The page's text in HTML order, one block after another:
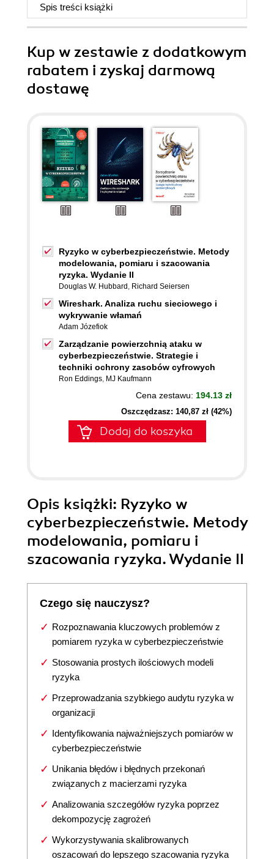
Spis treści książki
Kup w zestawie z dodatkowym
rabatem i zyskaj darmową
dostawę
Ryzyko w cyberbezpieczeństwie. Metody
modelowania, pomiaru i szacowania
ryzyka. Wydanie II
Douglas W. Hubbard , Richard Seiersen
Wireshark. Analiza ruchu sieciowego i
wykrywanie włamań
Adam Józefiok
Zarządzanie powierzchnią ataku w
cyberbezpieczeństwie. Strategie i
techniki ochrony zasobów cyfrowych
Ron Eddings, MJ Kaufmann
Cena zestawu: 194.13 zł
Oszczędzasz: 140,87 zł (42%)
Dodaj do koszyka
Opis książki: Ryzyko w
cyberbezpieczeństwie. Metody
modelowania, pomiaru i
szacowania ryzyka. Wydanie II
Czego się nauczysz?
Rozpoznawania kluczowych problemów z
pomiarem ryzyka w cyberbezpieczeństwie
Stosowania prostych ilościowych modeli
ryzyka
Przeprowadzania szybkiego audytu ryzyka w
organizacji
Identyfikowania najważniejszych pomiarów w
cyberbezpieczeństwie
Unikania błędów i błędnych przekonań
związanych z macierzami ryzyka
Analizowania szczegółów ryzyka poprzez
dekompozycję zagrożeń
Wykorzystywania skalibrowanych
oszacowań do lepszego szacowania ryzyka